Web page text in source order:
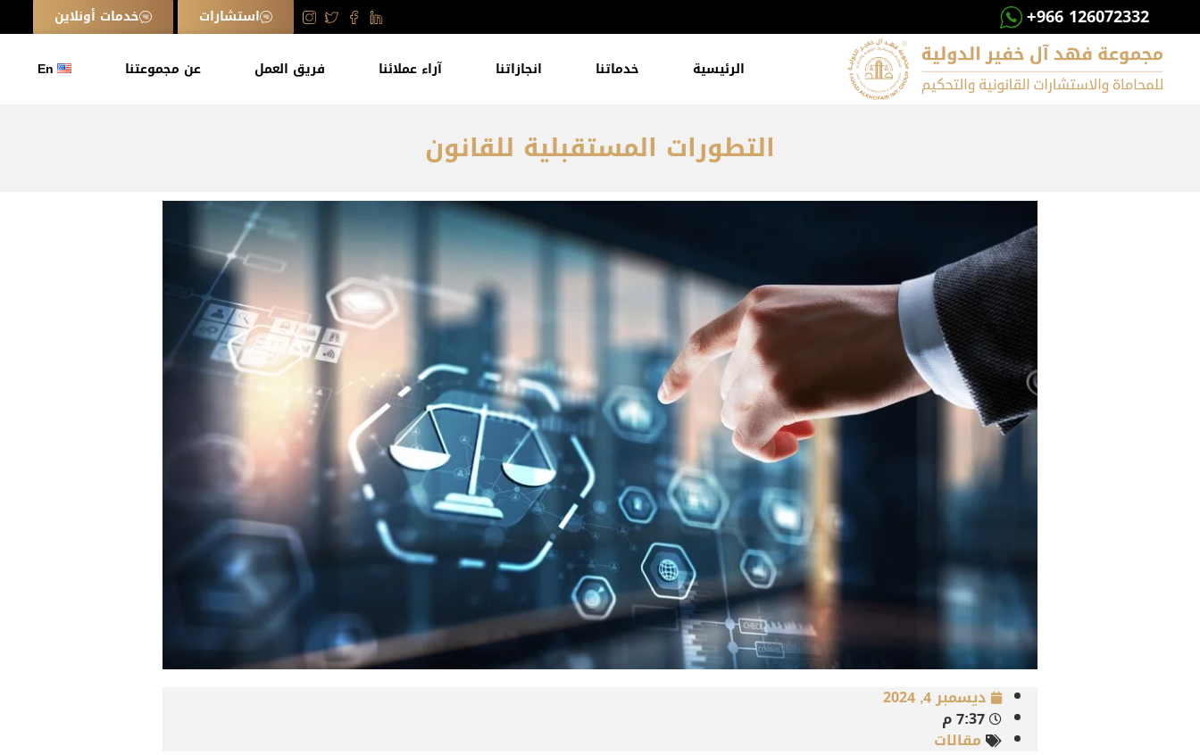
+966 126072332 استشارات خدمات أونلاين
الرئيسية خدماتنا انجازاتنا آراء عملائنا فريق العمل عن مجموعتنا En
التطورات المستقبلية للقانون
ديسمبر 4, 2024
7:37 م
مقالات